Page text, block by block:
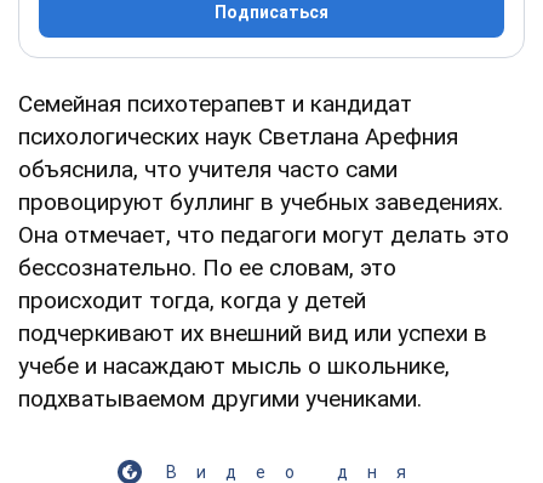
Подписаться
Семейная психотерапевт и кандидат
психологических наук Светлана Арефния
объяснила, что учителя часто сами
провоцируют буллинг в учебных заведениях.
Она отмечает, что педагоги могут делать это
бессознательно. По ее словам, это
происходит тогда, когда у детей
подчеркивают их внешний вид или успехи в
учебе и насаждают мысль о школьнике,
подхватываемом другими учениками.
Видео дня